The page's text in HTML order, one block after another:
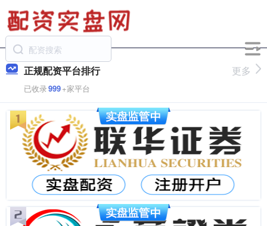
正规配资平台排行
已收录999+家平台
更多